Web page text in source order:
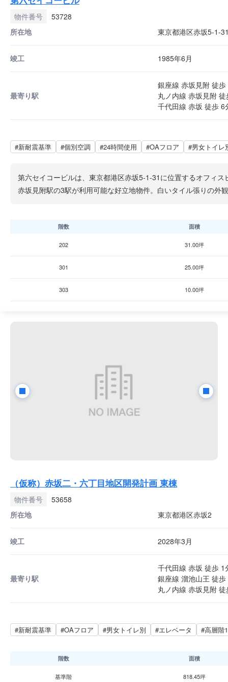
物件番号
53728
所在地
東京都港区赤坂5-1-
竣工 1985年6月
最寄り駅
銀座線 赤坂見附 徒歩
丸ノ内線 赤坂見附
千代田線 赤坂 徒歩 6
#新耐震基準 #個別空調 #24時間使用 #OAフロア #男女トイレ
第六セイコービルは、東京都港区赤坂5-1-31に位置するオフィ
赤坂見附駅の3駅が利用可能な好立地物件。白いタイル張りの外
階数 面積
202 31.00坪
301 25.00坪
303 10.00坪
（仮称）赤坂二・六丁目地区開発計画 東棟
物件番号
53658
所在地
東京都港区赤坂2
竣工 2028年3月
最寄り駅
千代田線 赤坂 徒歩 1
銀座線 溜池山王 徒歩
丸ノ内線 赤坂見附
#新耐震基準 #OAフロア #男女トイレ別 #エレベータ #高層階
階数 面積
基準階 818.45坪